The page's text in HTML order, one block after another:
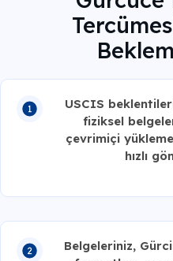
USCIS
fiziksel
çevrimiçi
hızlı
Belgeleriniz,